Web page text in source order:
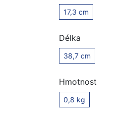
17,3 cm
Délka
38,7 cm
Hmotnost
0,8 kg